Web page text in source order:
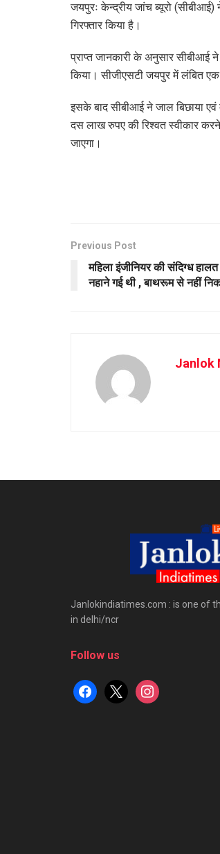
जयपुरः केन्द्रीय जांच ब्यूरो
गिरफ्तार किया है।
प्राप्त जानकारी के अनुसार सीबीआई
किया। सीजीएसटी जयपुर में लंबित
इसके बाद सीबीआई ने जाल बिछाया
दस लाख रुपए की रिश्वत स्वीकार
जाएगा।
Previous Post
महिला इंजीनियर की संदिग्ध
नहाने गई थी , बाथरूम से नहीं
Janlok
Janlokindiatimes.com : is one of
in delhi/ncr
Follow us
facebook
x instagram